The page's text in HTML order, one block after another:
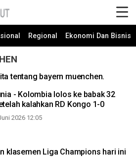
Regional Ekonomi Dan Bisnis
tentang bayern muenchen.
- Kolombia lolos ke babak 32
kalahkan RD Kongo 1-0
2026 12:05
klasemen Liga Champions hari ini